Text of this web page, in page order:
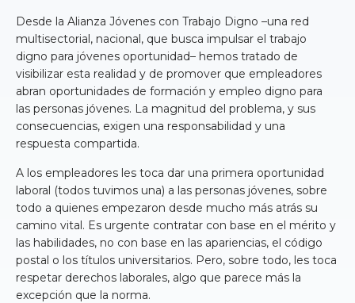
Desde la Alianza Jóvenes con Trabajo Digno –una red
multisectorial, nacional, que busca impulsar el trabajo
digno para jóvenes oportunidad– hemos tratado de
visibilizar esta realidad y de promover que empleadores
abran oportunidades de formación y empleo digno para
las personas jóvenes. La magnitud del problema, y sus
consecuencias, exigen una responsabilidad y una
respuesta compartida.
A los empleadores les toca dar una primera oportunidad
laboral (todos tuvimos una) a las personas jóvenes, sobre
todo a quienes empezaron desde mucho más atrás su
camino vital. Es urgente contratar con base en el mérito y
las habilidades, no con base en las apariencias, el código
postal o los títulos universitarios. Pero, sobre todo, les toca
respetar derechos laborales, algo que parece más la
excepción que la norma.